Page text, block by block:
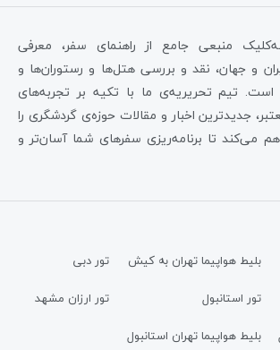
منبعی جامع از راهنمای سفر، معرفی
و جهان، نقد و بررسی هتل‌ها و رستوران‌ها و
است. تیم تحریریه‌ی ما با تکیه بر تجربه‌های
جدیدترین اخبار و مقالات حوزه‌ی گردشگری را
می‌کند تا برنامه‌ریزی سفرهای شما آسان‌تر و
بلیط هواپیما تهران به کیش
تور استانبول
بلیط هواپیما تهران استانبول
تور دبی
تور ارزان مشهد